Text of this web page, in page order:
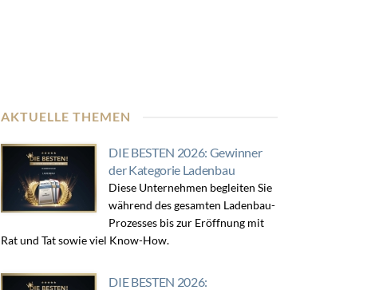
AKTUELLE THEMEN
DIE BESTEN 2026: Gewinner
der Kategorie Ladenbau
Diese Unternehmen begleiten Sie
während des gesamten Ladenbau-
Prozesses bis zur Eröffnung mit
Rat und Tat sowie viel Know-How.
DIE BESTEN 2026: